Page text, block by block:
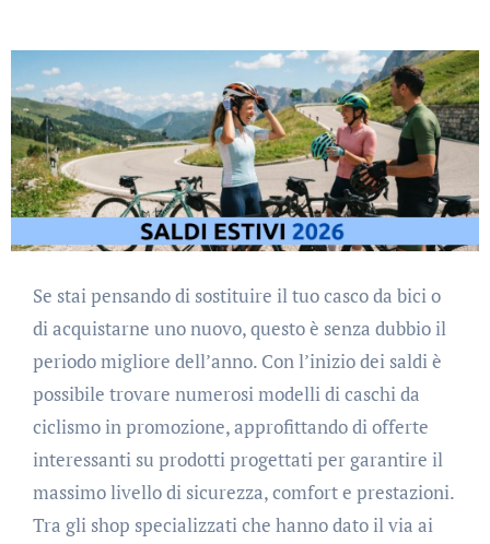
Se stai pensando di sostituire il tuo casco da bici o
di acquistarne uno nuovo, questo è senza dubbio il
periodo migliore dell’anno. Con l’inizio dei saldi è
possibile trovare numerosi modelli di caschi da
ciclismo in promozione, approfittando di offerte
interessanti su prodotti progettati per garantire il
massimo livello di sicurezza, comfort e prestazioni.
Tra gli shop specializzati che hanno dato il via ai